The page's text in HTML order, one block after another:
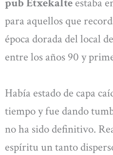
pub Etxekalte estaba
para aquellos que
época dorada del local
entre los años 90 y
Había estado de capa
tiempo y fue dando
no ha sido definitivo.
espíritu un tanto